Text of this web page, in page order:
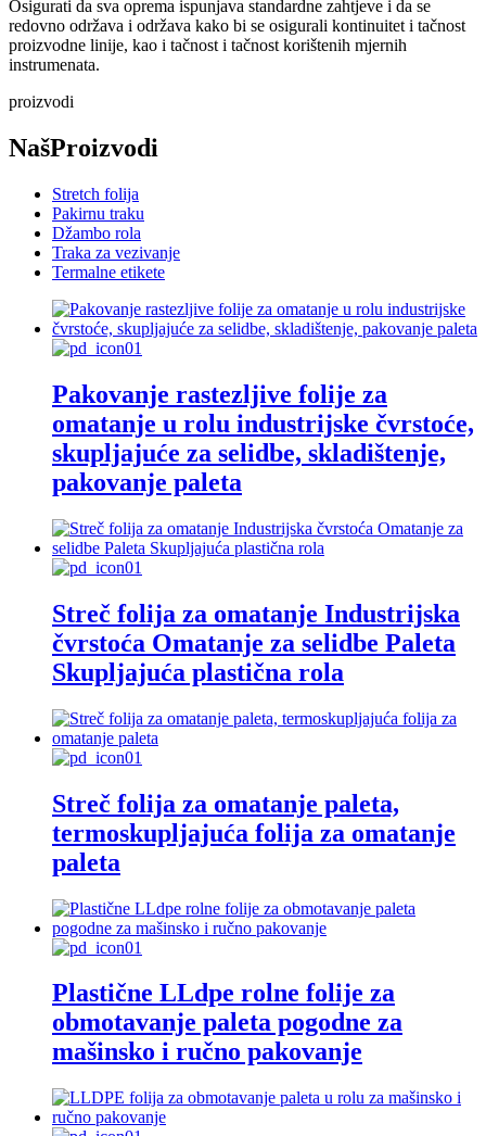
Osigurati da sva oprema ispunjava standardne zahtjeve i da se
redovno održava i održava kako bi se osigurali kontinuitet i tačnost
proizvodne linije, kao i tačnost i tačnost korištenih mjernih
instrumenata.
proizvodi
NašProizvodi
Stretch folija
Pakirnu traku
Džambo rola
Traka za vezivanje
Termalne etikete
Pakovanje rastezljive folije za
omatanje u rolu industrijske čvrstoće,
skupljajuće za selidbe, skladištenje,
pakovanje paleta
Streč folija za omatanje Industrijska
čvrstoća Omatanje za selidbe Paleta
Skupljajuća plastična rola
Streč folija za omatanje paleta,
termoskupljajuća folija za omatanje
paleta
Plastične LLdpe rolne folije za
obmotavanje paleta pogodne za
mašinsko i ručno pakovanje